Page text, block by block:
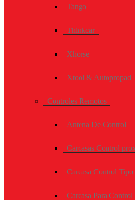
Tango
Thinkcar
Xhorse
Xtool & Autopropad
Controles Remotos
Antena De Control
Carcasas Control
Carcasa Control
Carcasa Para